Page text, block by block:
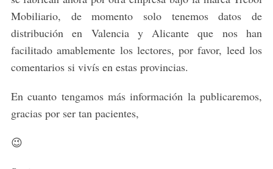
Mobiliario, de momento solo tenemos datos de
distribución en Valencia y Alicante que nos han
facilitado amablemente los lectores, por favor, leed los
comentarios si vivís en estas provincias.
En cuanto tengamos más información la publicaremos,
gracias por ser tan pacientes,
😉